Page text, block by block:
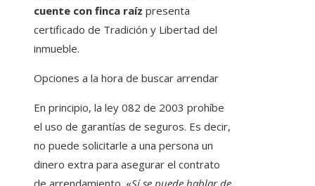
cuente con finca raíz presenta
certificado de Tradición y Libertad del
inmueble.
Opciones a la hora de buscar arrendar
En principio, la ley 082 de 2003 prohíbe
el uso de garantías de seguros. Es decir,
no puede solicitarle a una persona un
dinero extra para asegurar el contrato